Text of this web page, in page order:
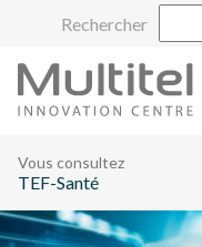
Rechercher
Vous consultez
TEF-Santé